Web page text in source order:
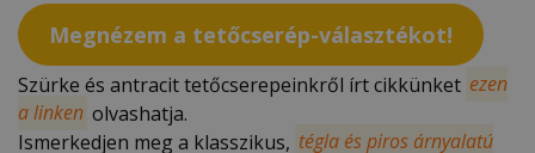
Megnézem a tetőcserép-választékot!
Szürke és antracit tetőcserepeinkről írt cikkünket ezen
a linken olvashatja.
Ismerkedjen meg a klasszikus, tégla és piros árnyalatú